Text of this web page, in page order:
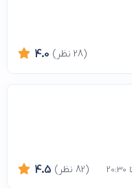
4.0 (28 نظر)
4.5 (82 نظر)